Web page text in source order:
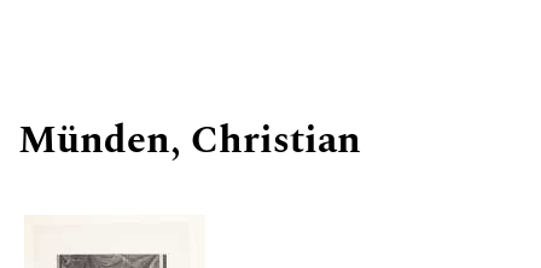
Münden, Christian